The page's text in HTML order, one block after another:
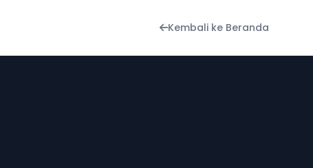
Kembali ke Beranda